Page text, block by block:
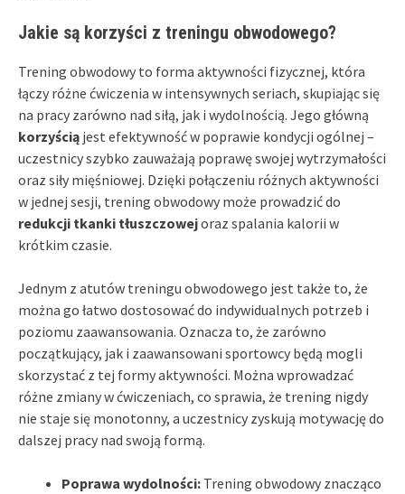
Jakie są korzyści z treningu obwodowego?
Trening obwodowy to forma aktywności fizycznej, która
łączy różne ćwiczenia w intensywnych seriach, skupiając się
na pracy zarówno nad siłą, jak i wydolnością. Jego główną
korzyścią jest efektywność w poprawie kondycji ogólnej –
uczestnicy szybko zauważają poprawę swojej wytrzymałości
oraz siły mięśniowej. Dzięki połączeniu różnych aktywności
w jednej sesji, trening obwodowy może prowadzić do
redukcji tkanki tłuszczowejoraz spalania kalorii w
krótkim czasie.
Jednym z atutów treningu obwodowego jest także to, że
można go łatwo dostosować do indywidualnych potrzeb i
poziomu zaawansowania. Oznacza to, że zarówno
początkujący, jak i zaawansowani sportowcy będą mogli
skorzystać z tej formy aktywności. Można wprowadzać
różne zmiany w ćwiczeniach, co sprawia, że trening nigdy
nie staje się monotonny, a uczestnicy zyskują motywację do
dalszej pracy nad swoją formą.
Poprawa wydolności: Trening obwodowy znacząco